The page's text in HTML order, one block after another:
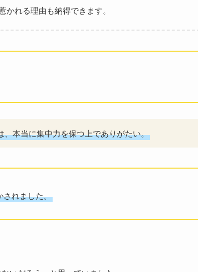
れる理由も納得できます。
本当に集中力を保つ上でありがたい。
されました。